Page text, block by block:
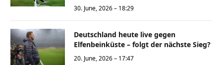
30. June, 2026 – 18:29
Deutschland heute live gegen
Elfenbeinküste – folgt der nächste Sieg?
20. June, 2026 – 17:47